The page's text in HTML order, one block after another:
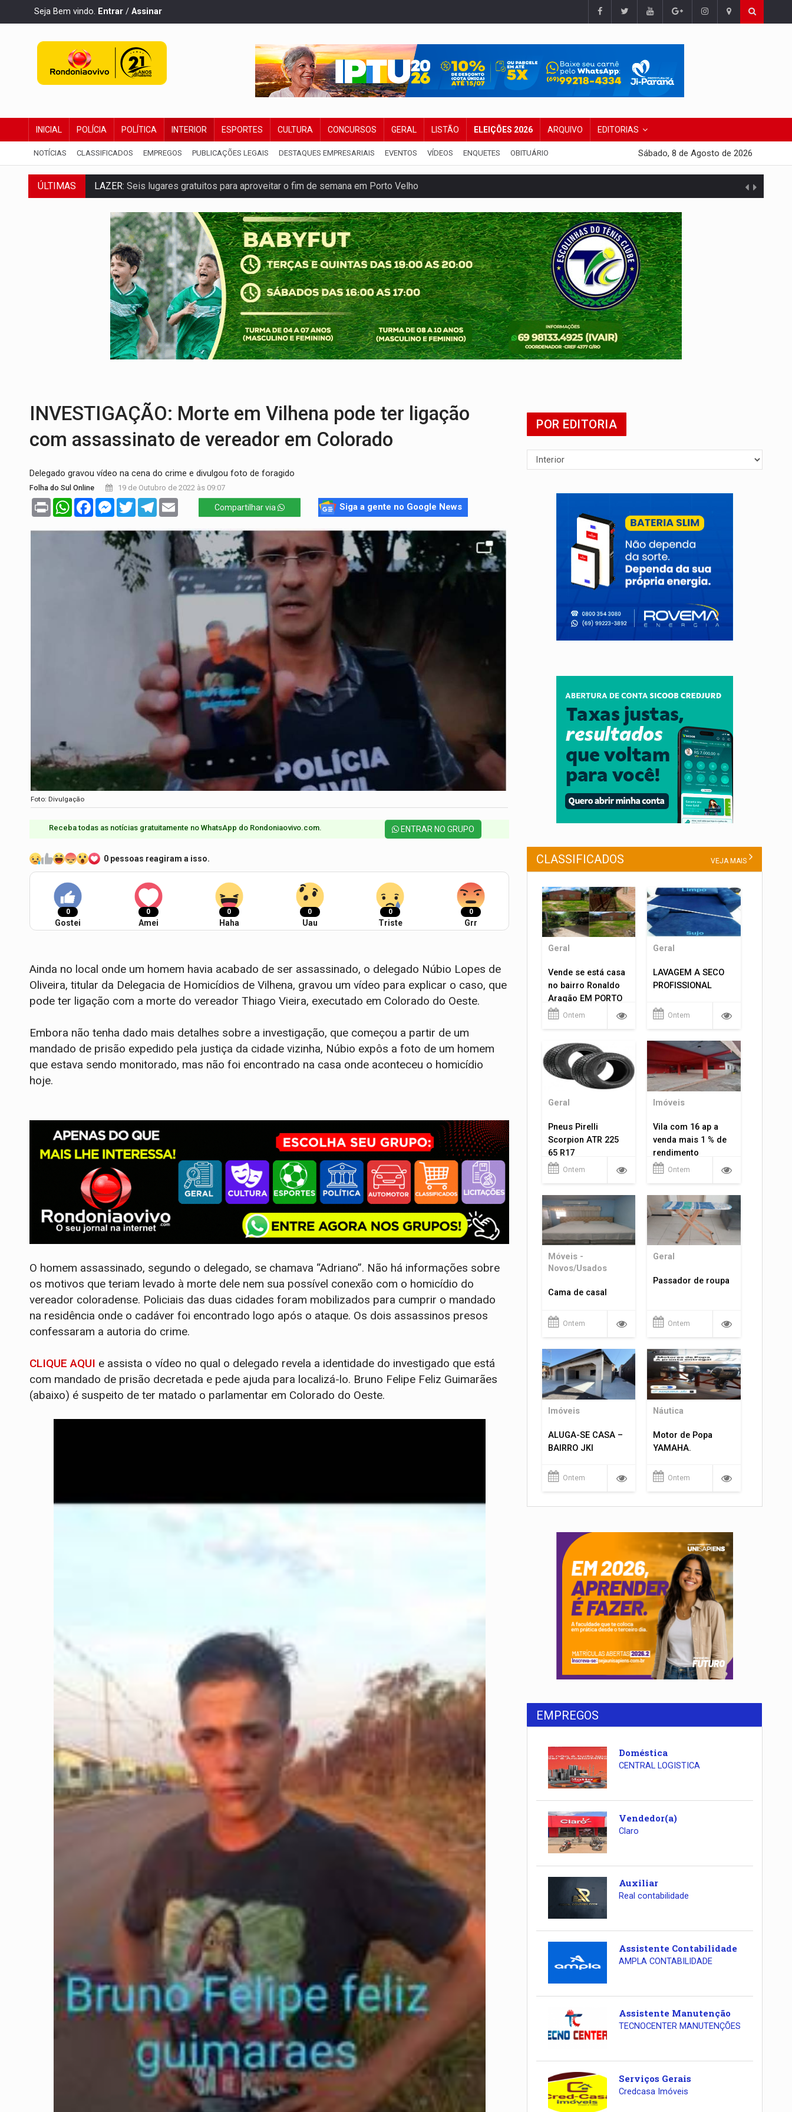
Seja Bem vindo. Entrar / Assinar
INICIAL POLÍCIA POLÍTICA INTERIOR ESPORTES CULTURA CONCURSOS GERAL LISTÃO ELEIÇÕES 2026 ARQUIVO EDITORIAS
NOTÍCIAS CLASSIFICADOS EMPREGOS PUBLICAÇÕES LEGAIS DESTAQUES EMPRESARIAIS EVENTOS VÍDEOS ENQUETES OBITUÁRIO Sábado, 8 de Agosto de 2026
ÚLTIMAS
LAZER:Seis lugares gratuitos para aproveitar o fim de semana em Porto Velho
VÍDEO:FTICCO e Força Tática prendem membro do CV com arma e drogas em boca de fumo
INCLUSÃO:Prefeitura fortalece parceria com a APAE para ampliar ações voltadas a PCD's
DEFESA:Exército testa inovações no combate a drones durante exercício antiaéreo
TEMAS SOCIOAMBIENTAIS:Em Itapuã do Oeste, CINEMAZÔNIA leva cinema amazônico a estudantes na escola
PREVISÃO:Interior de Rondônia terá sábado (8) de calor intenso e tempo firme
INFRAESTRUTURA:Após quase 30 anos de espera, asfalto chega ao bairro Nova Esperança
A ILHA:Coreografia de Rondônia estreia na programação do Festival de Dança de Joinville
ELEIÇÕES 2026: Sgt. Mouza esclarece 'erro de digitação' em declaração de patrimônio de R$ 29 mi
INVESTIGAÇÃO: Morte em Vilhena pode ter ligação
com assassinato de vereador em Colorado
Delegado gravou vídeo na cena do crime e divulgou foto de foragido
Folha do Sul Online 19 de Outubro de 2022 às 09:07
Print WhatsAppFacebookMessenger
TwitterTelegram Compartilhar via Siga a gente no Google News
Foto: Divulgação
Receba todas as notícias gratuitamente no WhatsApp do Rondoniaovivo.com.​ ENTRAR NO GRUPO
0 pessoas reagiram a isso.
0
Gostei
0
Amei
0
Haha
0
Uau
0
Triste
0
Grr
Ainda no local onde um homem havia acabado de ser assassinado, o delegado Núbio Lopes de
Oliveira, titular da Delegacia de Homicídios de Vilhena, gravou um vídeo para explicar o caso, que
pode ter ligação com a morte do vereador Thiago Vieira, executado em Colorado do Oeste.
Embora não tenha dado mais detalhes sobre a investigação, que começou a partir de um
mandado de prisão expedido pela justiça da cidade vizinha, Núbio expôs a foto de um homem
que estava sendo monitorado, mas não foi encontrado na casa onde aconteceu o homicídio
hoje.
O homem assassinado, segundo o delegado, se chamava “Adriano”. Não há informações sobre
os motivos que teriam levado à morte dele nem sua possível conexão com o homicídio do
vereador coloradense. Policiais das duas cidades foram mobilizados para cumprir o mandado
na residência onde o cadáver foi encontrado logo após o ataque. Os dois assassinos presos
confessaram a autoria do crime.
CLIQUE AQUI e assista o vídeo no qual o delegado revela a identidade do investigado que está
com mandado de prisão decretada e pede ajuda para localizá-lo. Bruno Felipe Feliz Guimarães
(abaixo) é suspeito de ter matado o parlamentar em Colorado do Oeste.
POR EDITORIA
CLASSIFICADOS VEJA MAIS
Geral
Vende se está casa
no bairro Ronaldo
Aragão EM PORTO
VELHO RO.
Ontem
Geral
LAVAGEM A SECO
PROFISSIONAL
Ontem
Geral
Pneus Pirelli
Scorpion ATR 225
65 R17
Ontem
Imóveis
Vila com 16 ap a
venda mais 1 % de
rendimento
Ontem
Móveis -
Novos/Usados
Cama de casal
Ontem
Geral
Passador de roupa
Ontem
Imóveis
ALUGA-SE CASA –
BAIRRO JKI
Ontem
Náutica
Motor de Popa
YAMAHA.
Ontem
EMPREGOS
Doméstica
CENTRAL LOGISTICA
Vendedor(a)
Claro
Auxiliar
Real contabilidade
Assistente Contabilidade
AMPLA CONTABILIDADE
Assistente Manutenção
TECNOCENTER MANUTENÇÕES
Serviços Gerais
Credcasa Imóveis